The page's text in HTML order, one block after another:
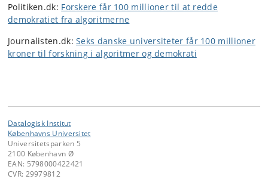
Politiken.dk: Forskere får 100 millioner til at redde
demokratiet fra algoritmerne
Journalisten.dk:Seks danske universiteter får 100 millioner
kroner til forskning i algoritmer og demokrati
Datalogisk Institut
Københavns Universitet
Universitetsparken 5
2100 København Ø
EAN: 5798000422421
CVR: 29979812